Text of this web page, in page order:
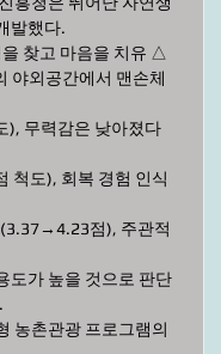
발했다.
찾고 마음을 치유 △
야외공간에서 맨손체
), 무력감은 낮아졌다
척도), 회복 경험 인식
점), 주관적
도가 높을 것으로 판단
농촌관광 프로그램의